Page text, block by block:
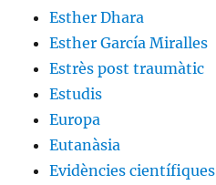
Esther Dhara
Esther García Miralles
Estrès post traumàtic
Estudis
Europa
Eutanàsia
Evidències científiques